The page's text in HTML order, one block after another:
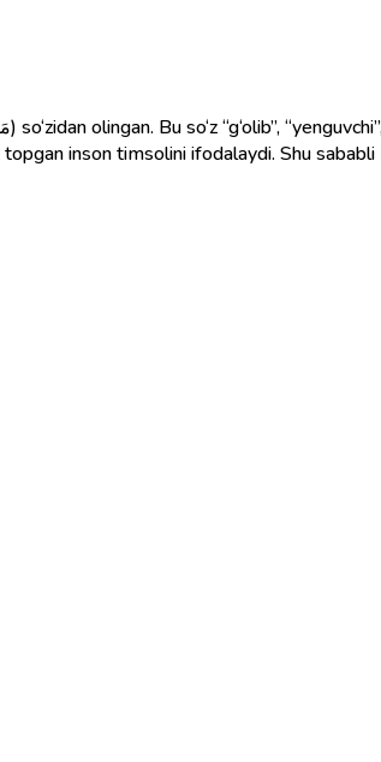
inson timsolini ifodalaydi. Shu